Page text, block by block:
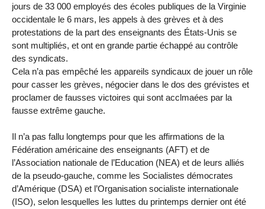
jours de 33 000 employés des écoles publiques de la Virginie
occidentale le 6 mars, les appels à des grèves et à des
protestations de la part des enseignants des États-Unis se
sont multipliés, et ont en grande partie échappé au contrôle
des syndicats.
Cela n’a pas empêché les appareils syndicaux de jouer un rôle
pour casser les grèves, négocier dans le dos des grévistes et
proclamer de fausses victoires qui sont acclmaées par la
fausse extrême gauche.
Il n’a pas fallu longtemps pour que les affirmations de la
Fédération américaine des enseignants (AFT) et de
l’Association nationale de l’Education (NEA) et de leurs alliés
de la pseudo-gauche, comme les Socialistes démocrates
d’Amérique (DSA) et l’Organisation socialiste internationale
(ISO), selon lesquelles les luttes du printemps dernier ont été